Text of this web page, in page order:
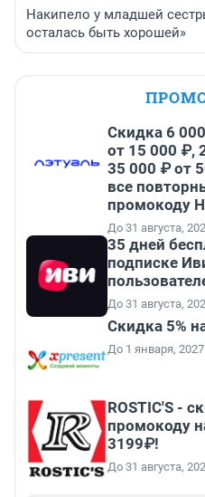
Накипело у младшей
осталась быть хорошей»
Скидка 6
от 15 000 ₽,
35 000 ₽ от
все
промокоду
До 31 августа,
35 дней
подписке
До 31 августа,
Скидка 5%
До 1 января, 2027
ROSTIC'S -
промокоду
3199₽!
До 31 августа,